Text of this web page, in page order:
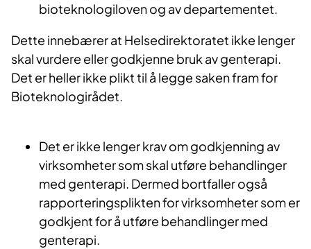
bioteknologiloven og av departementet.
Dette innebærer at Helsedirektoratet ikke lenger
skal vurdere eller godkjenne bruk av genterapi.
Det er heller ikke plikt til å legge saken fram for
Bioteknologirådet.
Det er ikke lenger krav om godkjenning av
virksomheter som skal utføre behandlinger
med genterapi. Dermed bortfaller også
rapporteringsplikten for virksomheter som er
godkjent for å utføre behandlinger med
genterapi.